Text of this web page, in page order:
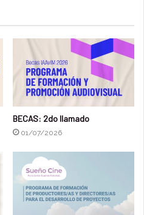
las regiones de los países
Audiovisual
Paraguay, las provincias
Corrientes, Chaco,
estados brasileños de Rio
y Paraná. Uruguay es
esta edición.
productores independientes
Fronteras, donde opera la
BECAS: 2do llamado
01/07/2026